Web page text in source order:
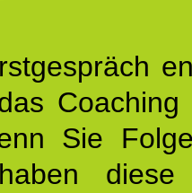
Coaching
Sie
diese